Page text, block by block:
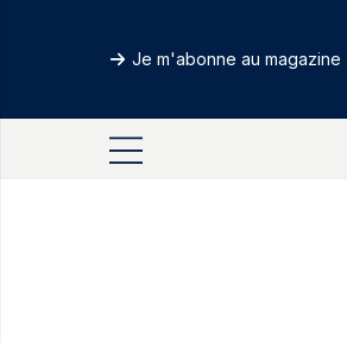
Je m'abonne au magazine